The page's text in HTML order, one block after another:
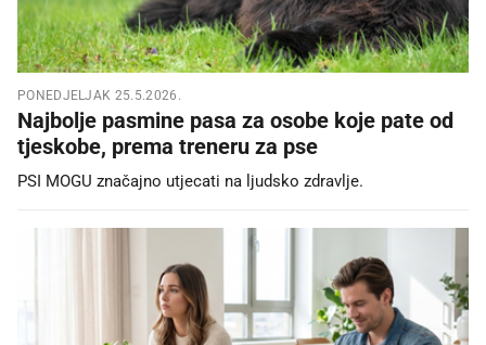
PONEDJELJAK 25.5.2026.
Najbolje pasmine pasa za osobe koje pate od
tjeskobe, prema treneru za pse
PSI MOGU značajno utjecati na ljudsko zdravlje.